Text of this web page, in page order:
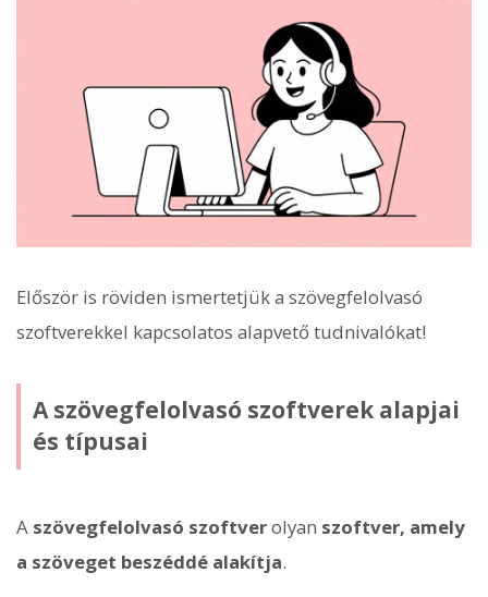
Először is röviden ismertetjük a szövegfelolvasó
szoftverekkel kapcsolatos alapvető tudnivalókat!
A szövegfelolvasó szoftverek alapjai
és típusai
A szövegfelolvasó szoftverolyan szoftver, amely
a szöveget beszéddé alakítja.